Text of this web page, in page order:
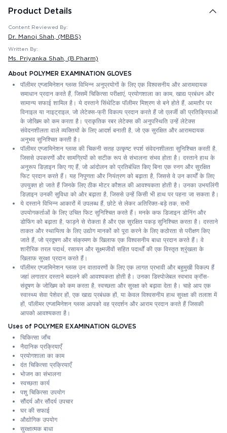
Product Details
Content Reviewed By:
Dr. Manoj Shah , (MBBS)
Written By:
Ms. Priyanka Shah , (B.Pharm)
About POLYMER EXAMINATION GLOVES
पॉलीमर एग्जामिनेशन ग्लव्स विभिन्न अनुप्रयोगों के लिए एक विश्वसनीय और आरामदायक
समाधान प्रदान करते हैं, जिसमें चिकित्सा परीक्षाएं, प्रयोगशाला का काम, खाद्य प्रबंधन और
सामान्य सफाई शामिल है। ये दस्ताने सिंथेटिक पॉलीमर मिश्रण से बने होते हैं, आमतौर पर
विनाइल या नाइट्राइल, जो लेटेक्स-फ्री विकल्प प्रदान करते हैं जो एलर्जी की प्रतिक्रियाओं
के जोखिम को कम करता है। प्राकृतिक रबर लेटेक्स की अनुपस्थिति उन्हें लेटेक्स
संवेदनशीलता वाले व्यक्तियों के लिए आदर्श बनाती है, जो एक सुरक्षित और आरामदायक
अनुभव सुनिश्चित करती है।
पॉलीमर एग्जामिनेशन ग्लव्स की चिकनी सतह उत्कृष्ट स्पर्श संवेदनशीलता सुनिश्चित करती है,
जिससे उपकरणों और सामग्रियों को सटीक रूप से संभालना संभव होता है। दस्ताने हाथ के
अनुरूप डिज़ाइन किए गए हैं, जो आंदोलन को प्रतिबंधित किए बिना एक स्नग और सुरक्षित
फिट प्रदान करते हैं। यह निपुणता और नियंत्रण को बढ़ाता है, जिससे वे उन कार्यों के लिए
उपयुक्त हो जाते हैं जिनके लिए ठीक मोटर कौशल की आवश्यकता होती है। उनका उभयलिंगी
डिज़ाइन उनकी सुविधा को और बढ़ाता है, जिससे उन्हें किसी भी हाथ पर पहना जा सकता है।
ये दस्ताने विभिन्न आकारों में उपलब्ध हैं, छोटे से लेकर अतिरिक्त-बड़े तक, सभी
उपयोगकर्ताओं के लिए उचित फिट सुनिश्चित करते हैं। मनके कफ डिजाइन डोनिंग और
डोफिंग को बढ़ाता है, फाड़ने से रोकता है और एक सुरक्षित पकड़ सुनिश्चित करता है। दस्ताने
ताकत और स्थायित्व के लिए उद्योग मानकों को पूरा करने के लिए कठोरता से परीक्षण किए
जाते हैं, जो प्रदूषण और संक्रमण के खिलाफ एक विश्वसनीय बाधा प्रदान करते हैं। वे
शारीरिक तरल पदार्थ, रसायन और सूक्ष्मजीवों सहित पदार्थों की एक विस्तृत श्रृंखला के
खिलाफ सुरक्षा प्रदान करते हैं।
पॉलीमर एग्जामिनेशन ग्लव्स उन वातावरणों के लिए एक लागत प्रभावी और बहुमुखी विकल्प हैं
जहां लगातार दस्ताने बदलने की आवश्यकता होती है। उनका डिस्पोजेबल स्वभाव क्रॉस-
संदूषण के जोखिम को कम करता है, स्वच्छता और सुरक्षा को बढ़ावा देता है। चाहे आप एक
स्वास्थ्य सेवा पेशेवर हों, एक खाद्य प्रबंधक हों, या केवल विश्वसनीय हाथ सुरक्षा की तलाश में
हों, पॉलीमर एग्जामिनेशन ग्लव्स आपको वह प्रदर्शन और आराम प्रदान करते हैं जिसकी
आपको आवश्यकता है।
Uses of POLYMER EXAMINATION GLOVES
चिकित्सा जाँच
नैदानिक प्रक्रियाएँ
प्रयोगशाला का काम
दंत चिकित्सा प्रक्रियाएँ
भोजन का संभालना
स्वच्छता कार्य
पशु चिकित्सा उपयोग
सौंदर्य और सौंदर्य उपचार
घर की सफाई
औद्योगिक उपयोग
सुरक्षात्मक बाधा